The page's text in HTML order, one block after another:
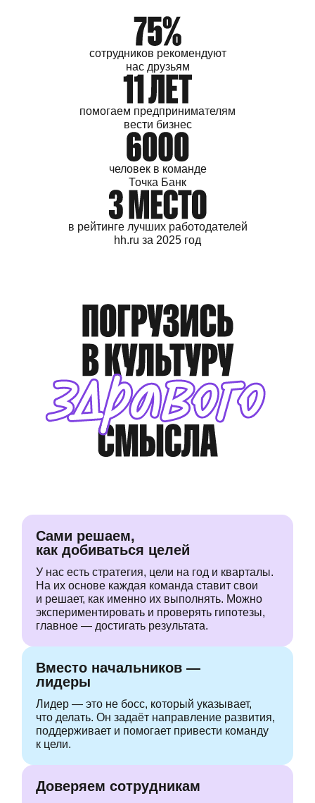
сотрудников рекомендуют
нас друзьям
помогаем предпринимателям
вести бизнес
человек в команде
Точка Банк
в рейтинге лучших работодателей
hh.ru за 2025 год
Сами решаем,
как добиваться целей
У нас есть стратегия, цели на год и кварталы.
На их основе каждая команда ставит свои
и решает, как именно их выполнять. Можно
экспериментировать и проверять гипотезы,
главное — достигать результата.
Вместо начальников —
лидеры
Лидер — это не босс, который указывает,
что делать. Он задаёт направление развития,
поддерживает и помогает привести команду
к цели.
Доверяем сотрудникам